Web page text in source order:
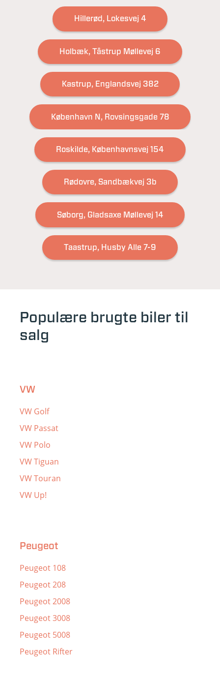
Hillerød, Lokesvej 4
Holbæk, Tåstrup Møllevej 6
Kastrup, Englandsvej 382
København N, Rovsingsgade 78
Roskilde, Københavnsvej 154
Rødovre, Sandbækvej 3b
Søborg, Gladsaxe Møllevej 14
Taastrup, Husby Alle 7-9
Populære brugte biler til
salg
VW
VW Golf
VW Passat
VW Polo
VW Tiguan
VW Touran
VW Up!
Peugeot
Peugeot 108
Peugeot 208
Peugeot 2008
Peugeot 3008
Peugeot 5008
Peugeot Rifter